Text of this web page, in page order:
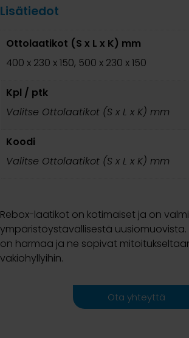
Lisätiedot
Ottolaatikot (S x L x K) mm
400 x 230 x 150, 500 x 230 x 150
Kpl / ptk
Valitse Ottolaatikot (S x L x K) mm
Koodi
Valitse Ottolaatikot (S x L x K) mm
Rebox-laatikot on kotimaiset ja on
ympäristöystävällisestä uusiomuovista.
on harmaa ja ne sopivat
vakiohyllyihin.
Ota yhteyttä